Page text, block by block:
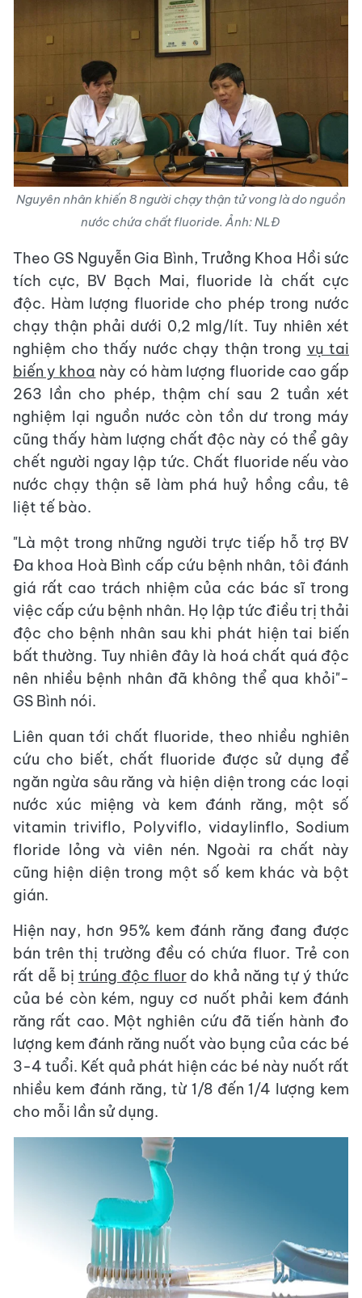
Nguyên nhân khiến 8 người chạy thận tử vong là do nguồn
nước chứa chất fluoride. Ảnh: NLĐ
Theo GS Nguyễn Gia Bình, Trưởng Khoa Hồi sức
tích cực, BV Bạch Mai, fluoride là chất cực
độc. Hàm lượng fluoride cho phép trong nước
chạy thận phải dưới 0,2 mlg/lít. Tuy nhiên xét
nghiệm cho thấy nước chạy thận trong vụ tai
biến y khoa này có hàm lượng fluoride cao gấp
263 lần cho phép, thậm chí sau 2 tuần xét
nghiệm lại nguồn nước còn tồn dư trong máy
cũng thấy hàm lượng chất độc này có thể gây
chết người ngay lập tức. Chất fluoride nếu vào
nước chạy thận sẽ làm phá huỷ hồng cầu, tê
liệt tế bào.
"Là một trong những người trực tiếp hỗ trợ BV
Đa khoa Hoà Bình cấp cứu bệnh nhân, tôi đánh
giá rất cao trách nhiệm của các bác sĩ trong
việc cấp cứu bệnh nhân. Họ lập tức điều trị thải
độc cho bệnh nhân sau khi phát hiện tai biến
bất thường. Tuy nhiên đây là hoá chất quá độc
nên nhiều bệnh nhân đã không thể qua khỏi"-
GS Bình nói.
Liên quan tới chất fluoride, theo nhiều nghiên
cứu cho biết, chất fluoride được sử dụng để
ngăn ngừa sâu răng và hiện diện trong các loại
nước xúc miệng và kem đánh răng, một số
vitamin triviflo, Polyviflo, vidaylinflo, Sodium
floride lỏng và viên nén. Ngoài ra chất này
cũng hiện diện trong một số kem khác và bột
gián.
Hiện nay, hơn 95% kem đánh răng đang được
bán trên thị trường đều có chứa fluor. Trẻ con
rất dễ bị trúng độc fluordo khả năng tự ý thức
của bé còn kém, nguy cơ nuốt phải kem đánh
răng rất cao. Một nghiên cứu đã tiến hành đo
lượng kem đánh răng nuốt vào bụng của các bé
3-4 tuổi. Kết quả phát hiện các bé này nuốt rất
nhiều kem đánh răng, từ 1/8 đến 1/4 lượng kem
cho mỗi lần sử dụng.